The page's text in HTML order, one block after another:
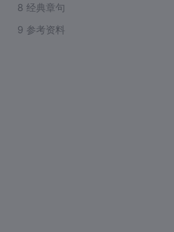
8 经典章句
9 参考资料